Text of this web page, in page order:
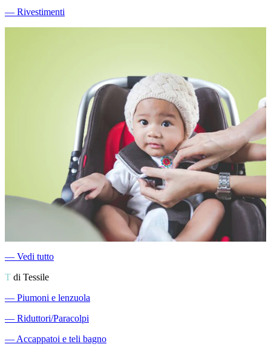
― Rivestimenti
― Vedi tutto
T di Tessile
― Piumoni e lenzuola
― Riduttori/Paracolpi
―Accappatoi e teli bagno